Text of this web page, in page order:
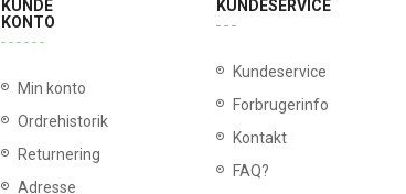
KUNDE
KONTO
Min konto
Ordrehistorik
Returnering
Adresse
KUNDESERVICE
Kundeservice
Forbrugerinfo
Kontakt
FAQ?